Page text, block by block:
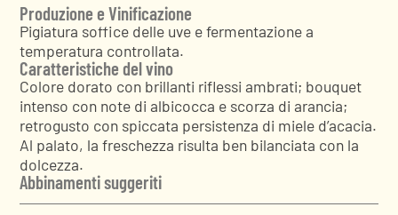
Produzione e Vinificazione
Pigiatura soffice delle uve e fermentazione a
temperatura controllata.
Caratteristiche del vino
Colore dorato con brillanti riflessi ambrati; bouquet
intenso con note di albicocca e scorza di arancia;
retrogusto con spiccata persistenza di miele d’acacia.
Al palato, la freschezza risulta ben bilanciata con la
dolcezza.
Abbinamenti suggeriti